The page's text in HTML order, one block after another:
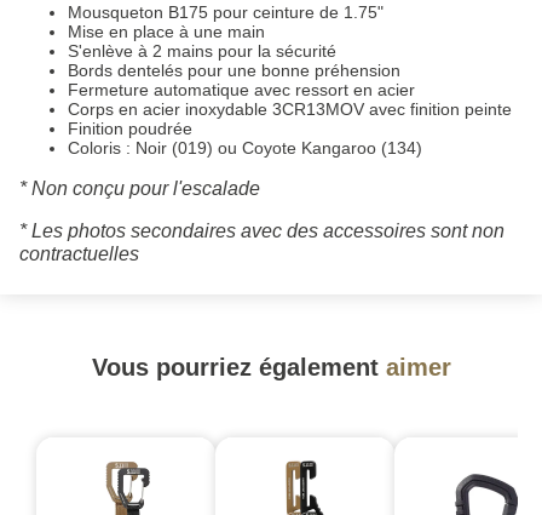
Mousqueton B175 pour ceinture de 1.75"
Mise en place à une main
S'enlève à 2 mains pour la sécurité
Bords dentelés pour une bonne préhension
Fermeture automatique avec ressort en acier
Corps en acier inoxydable 3CR13MOV avec finition peinte
Finition poudrée
Coloris : Noir (019) ou Coyote Kangaroo (134)
* Non conçu pour l'escalade
* Les photos secondaires avec des accessoires sont non
contractuelles
Vous pourriez également aimer